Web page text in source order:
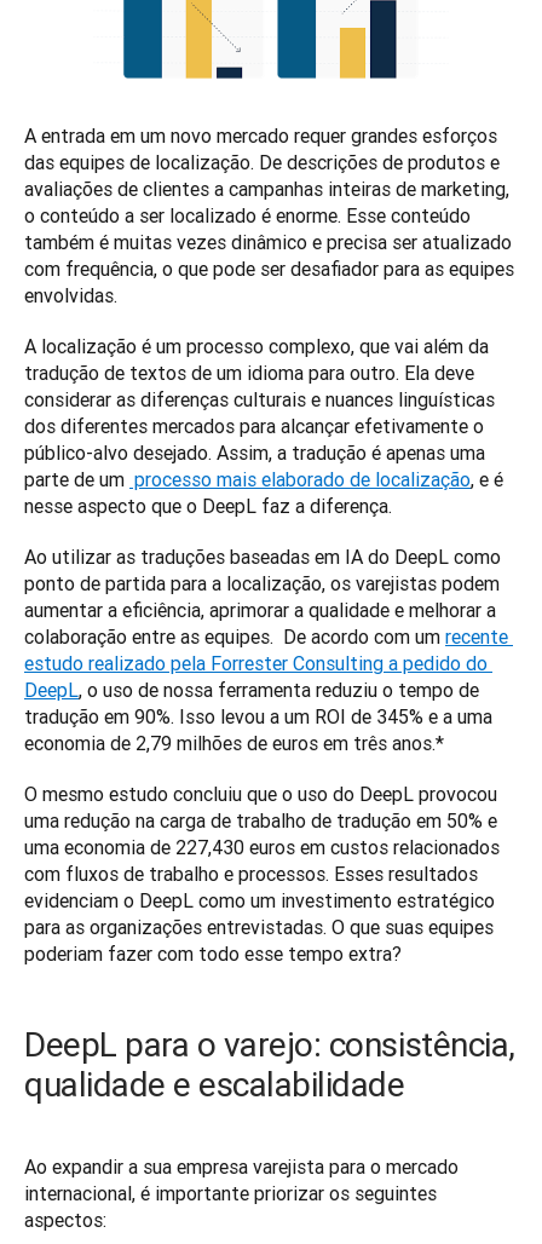
A entrada em um novo mercado requer grandes esforços
das equipes de localização. De descrições de produtos e
avaliações de clientes a campanhas inteiras de marketing,
o conteúdo a ser localizado é enorme. Esse conteúdo
também é muitas vezes dinâmico e precisa ser atualizado
com frequência, o que pode ser desafiador para as equipes
envolvidas.
A localização é um processo complexo, que vai além da
tradução de textos de um idioma para outro. Ela deve
considerar as diferenças culturais e nuances linguísticas
dos diferentes mercados para alcançar efetivamente o
público-alvo desejado. Assim, a tradução é apenas uma
parte de um processo mais elaborado de localização, e é
nesse aspecto que o DeepL faz a diferença.
Ao utilizar as traduções baseadas em IA do DeepL como
ponto de partida para a localização, os varejistas podem
aumentar a eficiência, aprimorar a qualidade e melhorar a
colaboração entre as equipes.  De acordo com um recente
estudo realizado pela Forrester Consulting a pedido do
DeepL, o uso de nossa ferramenta reduziu o tempo de
tradução em 90%. Isso levou a um ROI de 345% e a uma
economia de 2,79 milhões de euros em três anos.*
O mesmo estudo concluiu que o uso do DeepL provocou
uma redução na carga de trabalho de tradução em 50% e
uma economia de 227,430 euros em custos relacionados
com fluxos de trabalho e processos. Esses resultados
evidenciam o DeepL como um investimento estratégico
para as organizações entrevistadas. O que suas equipes
poderiam fazer com todo esse tempo extra?
DeepL para o varejo: consistência,
qualidade e escalabilidade
Ao expandir a sua empresa varejista para o mercado
internacional, é importante priorizar os seguintes
aspectos: